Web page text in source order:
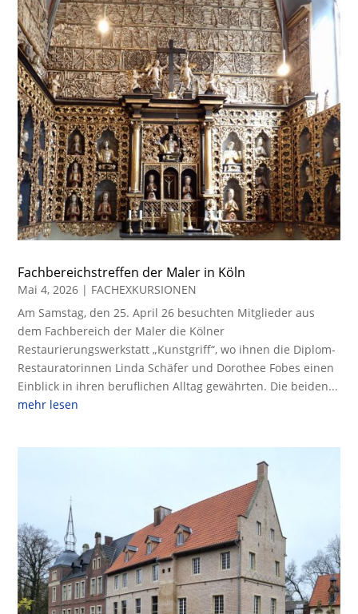
Fachbereichstreffen der Maler in Köln
Mai 4, 2026 | FACHEXKURSIONEN
Am Samstag, den 25. April 26 besuchten Mitglieder aus
dem Fachbereich der Maler die Kölner
Restaurierungswerkstatt „Kunstgriff“, wo ihnen die Diplom-
Restauratorinnen Linda Schäfer und Dorothee Fobes einen
Einblick in ihren beruflichen Alltag gewährten. Die beiden...
mehr lesen